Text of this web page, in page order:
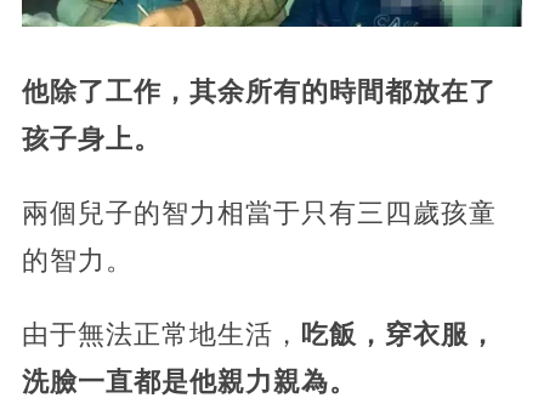
他除了工作，其余所有的時間都放在了
孩子身上。
兩個兒子的智力相當于只有三四歲孩童
的智力。
由于無法正常地生活， 吃飯，穿衣服，
洗臉一直都是他親力親為。